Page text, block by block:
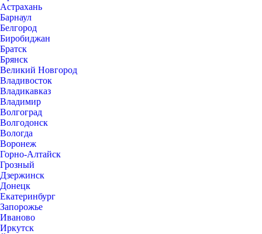
Астрахань
Барнаул
Белгород
Биробиджан
Братск
Брянск
Великий Новгород
Владивосток
Владикавказ
Владимир
Волгоград
Волгодонск
Вологда
Воронеж
Горно-Алтайск
Грозный
Дзержинск
Донецк
Екатеринбург
Запорожье
Иваново
Иркутск